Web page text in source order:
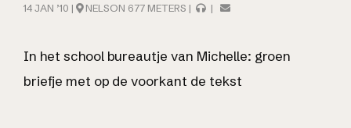
14 JAN ’10 | NELSON 677 METERS | |
In het school bureautje van Michelle: groen
briefje met op de voorkant de tekst